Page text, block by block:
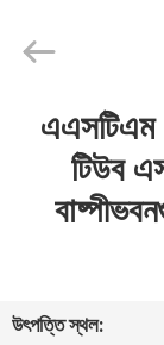
বাড়ি
সম্পর্কে
Tube
Reserved.এএসটিএম
টিউব
উৎপত্তি স্থল: